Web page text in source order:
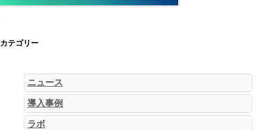
カテゴリー
ニュース
導入事例
ラボ